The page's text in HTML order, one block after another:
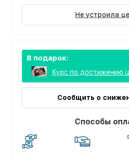
Не устроила
В подарок:
Курс по достижению
Сообщить о
Способы